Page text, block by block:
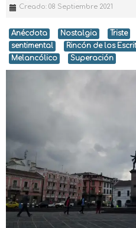
Creado: 08 Septiembre 2021
Anécdota Nostalgia Triste
sentimental
Rincón de los
Melancólico
Superación